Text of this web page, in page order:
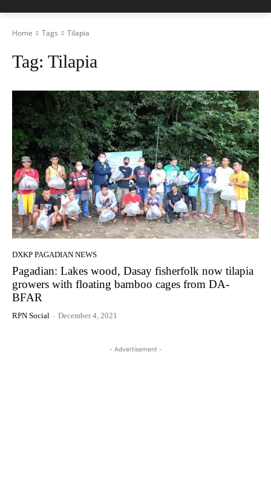
Home Tags Tilapia
Tag: Tilapia
DXKP PAGADIAN NEWS
Pagadian: Lakes wood, Dasay fisherfolk now tilapia
growers with floating bamboo cages from DA-
BFAR
RPN Social - December 4, 2021
- Advertisement -